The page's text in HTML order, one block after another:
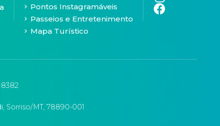
Pontos Instagramáveis
Passeios e Entretenimento
Mapa Turístico
Sorriso/MT, 78890-001